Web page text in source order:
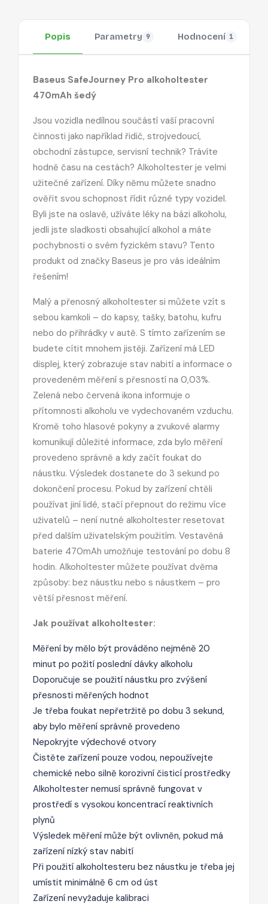
Popis Parametry 9 Hodnocení 1
Baseus SafeJourney Pro alkoholtester
470mAh šedý
Jsou vozidla nedílnou součástí vaší pracovní
činnosti jako například řidič, strojvedoucí,
obchodní zástupce, servisní technik? Trávíte
hodně času na cestách? Alkoholtester je velmi
užitečné zařízení. Díky němu můžete snadno
ověřit svou schopnost řídit různé typy vozidel.
Byli jste na oslavě, užíváte léky na bázi alkoholu,
jedli jste sladkosti obsahující alkohol a máte
pochybnosti o svém fyzickém stavu? Tento
produkt od značky Baseus je pro vás ideálním
řešením!
Malý a přenosný alkoholtester si můžete vzít s
sebou kamkoli – do kapsy, tašky, batohu, kufru
nebo do přihrádky v autě. S tímto zařízením se
budete cítit mnohem jistěji. Zařízení má LED
displej, který zobrazuje stav nabití a informace o
provedeném měření s přesností na 0,03%.
Zelená nebo červená ikona informuje o
přítomnosti alkoholu ve vydechovaném vzduchu.
Kromě toho hlasové pokyny a zvukové alarmy
komunikují důležité informace, zda bylo měření
provedeno správně a kdy začít foukat do
náustku. Výsledek dostanete do 3 sekund po
dokončení procesu. Pokud by zařízení chtěli
používat jiní lidé, stačí přepnout do režimu více
uživatelů – není nutné alkoholtester resetovat
před dalším uživatelským použitím. Vestavěná
baterie 470mAh umožňuje testování po dobu 8
hodin. Alkoholtester můžete používat dvěma
způsoby: bez náustku nebo s náustkem – pro
větší přesnost měření.
Jak používat alkoholtester:
Měření by mělo být prováděno nejméně 20
minut po požití poslední dávky alkoholu
Doporučuje se použití náustku pro zvýšení
přesnosti měřených hodnot
Je třeba foukat nepřetržitě po dobu 3 sekund,
aby bylo měření správně provedeno
Nepokryjte výdechové otvory
Čistěte zařízení pouze vodou, nepoužívejte
chemické nebo silně korozivní čisticí prostředky
Alkoholtester nemusí správně fungovat v
prostředí s vysokou koncentrací reaktivních
plynů
Výsledek měření může být ovlivněn, pokud má
zařízení nízký stav nabití
Při použití alkoholtesteru bez náustku je třeba jej
umístit minimálně 6 cm od úst
Zařízení nevyžaduje kalibraci